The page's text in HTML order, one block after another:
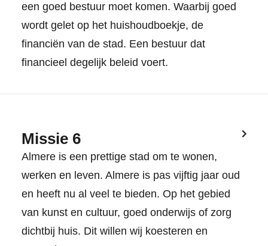
een goed bestuur moet komen. Waarbij goed
wordt gelet op het huishoudboekje, de
financiën van de stad. Een bestuur dat
financieel degelijk beleid voert.
Missie 6
Almere is een prettige stad om te wonen,
werken en leven. Almere is pas vijftig jaar oud
en heeft nu al veel te bieden. Op het gebied
van kunst en cultuur, goed onderwijs of zorg
dichtbij huis. Dit willen wij koesteren en